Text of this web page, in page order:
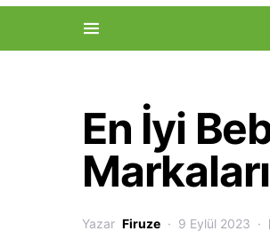
En İyi
Yazar Firuze 9 Eylül 2023